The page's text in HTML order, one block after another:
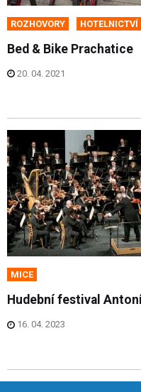
ROZHOVORY HOTELNICTVÍ
Bed & Bike Prachatice
20. 04. 2021
MICE
Hudební festival
16. 04. 2023